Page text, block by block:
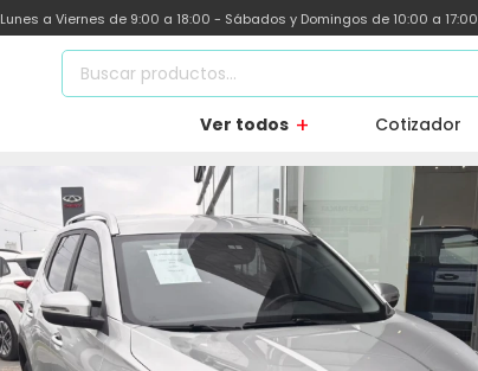
Ver todos Cotizador
Lunes a Viernes de 9:00 a 18:00 - Sábados y Domingos de 10:00 a 17:00